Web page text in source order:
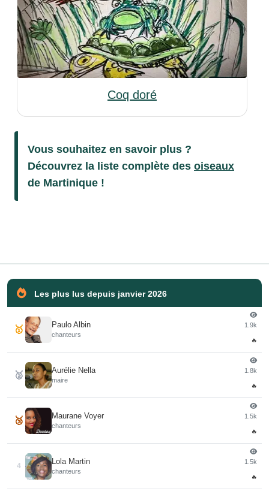
Coq doré
Vous souhaitez en savoir plus ?
Découvrez la liste complète des oiseaux
de Martinique !
Les plus lus depuis janvier 2026
🥇 Paulo Albin
chanteurs
1.9k
🔥
🥈 Aurélie Nella
maire
1.8k
🔥
🥉 Maurane Voyer
chanteurs
1.5k
🔥
4
Lola Martin
chanteurs
1.5k
🔥